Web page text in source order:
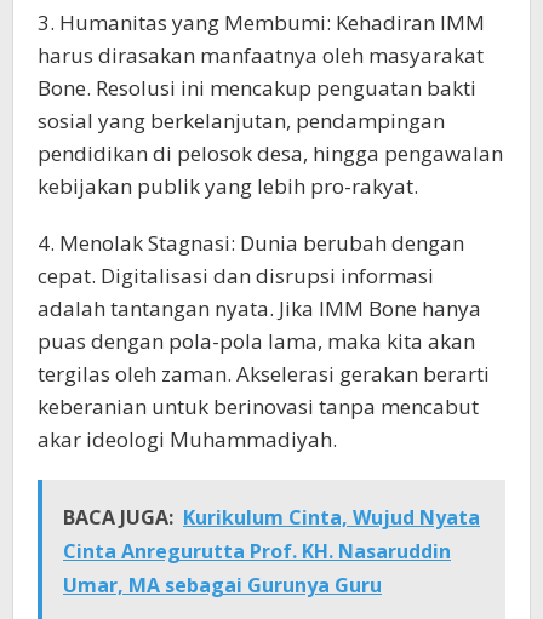
3. Humanitas yang Membumi: Kehadiran IMM
harus dirasakan manfaatnya oleh masyarakat
Bone. Resolusi ini mencakup penguatan bakti
sosial yang berkelanjutan, pendampingan
pendidikan di pelosok desa, hingga pengawalan
kebijakan publik yang lebih pro-rakyat.
4. Menolak Stagnasi: Dunia berubah dengan
cepat. Digitalisasi dan disrupsi informasi
adalah tantangan nyata. Jika IMM Bone hanya
puas dengan pola-pola lama, maka kita akan
tergilas oleh zaman. Akselerasi gerakan berarti
keberanian untuk berinovasi tanpa mencabut
akar ideologi Muhammadiyah.
BACA JUGA: Kurikulum Cinta, Wujud Nyata
Cinta Anregurutta Prof. KH. Nasaruddin
Umar, MA sebagai Gurunya Guru